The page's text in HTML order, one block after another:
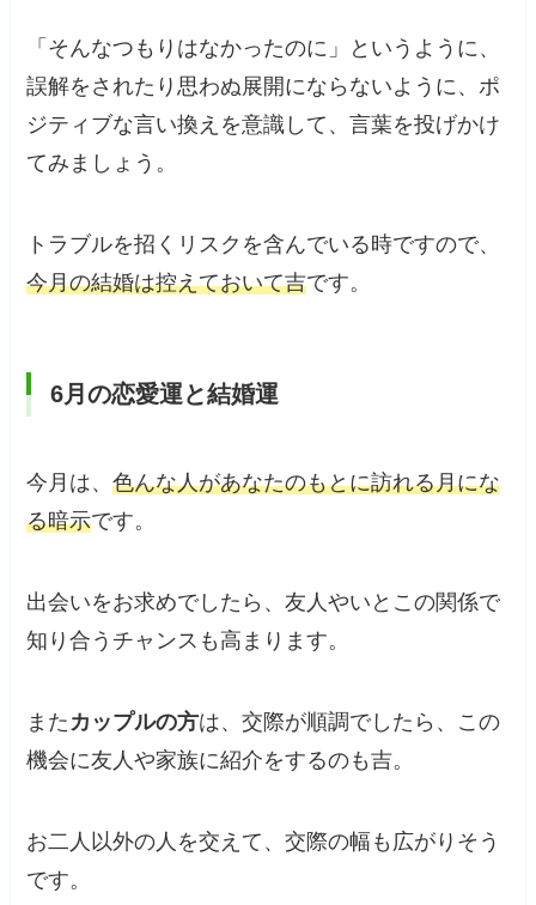
「そんなつもりはなかったのに」というように、
誤解をされたり思わぬ展開にならないように、ポ
ジティブな言い換えを意識して、言葉を投げかけ
てみましょう。
トラブルを招くリスクを含んでいる時ですので、
今月の結婚は控えておいて吉です。
6月の恋愛運と結婚運
今月は、色んな人があなたのもとに訪れる月にな
る暗示です。
出会いをお求めでしたら、友人やいとこの関係で
知り合うチャンスも高まります。
また カップルの方は、交際が順調でしたら、この
機会に友人や家族に紹介をするのも吉。
お二人以外の人を交えて、交際の幅も広がりそう
です。